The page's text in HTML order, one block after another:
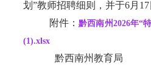
划”教师招聘细则，并于6月17
附件：黔西南州2026年“
(1).xlsx
黔西南州教育局